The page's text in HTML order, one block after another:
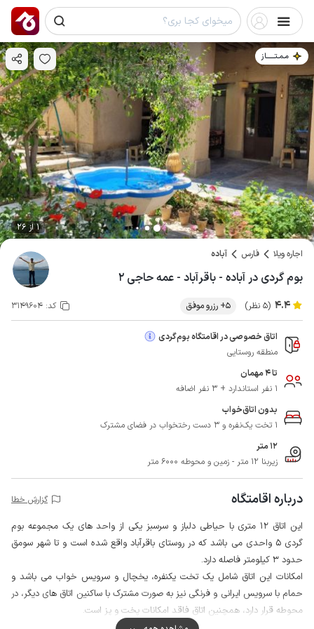
مـمـتــــــاز
1 از 26
اجاره ویلا فارس آباده
بوم گردی در آباده - باقرآباد - عمه حاجی ۲
4.4 (5 نظر) 5+ رزرو موفق کد: 3149604
اتاق خصوصی در اقامتگاه بوم‌گردی
منطقه روستایی
تا 4 مهمان
1 نفر استاندارد + 3 نفر اضافه
بدون اتاق‌خواب
1 تخت یک‌نفره و 3 دست رختخواب در فضای مشترک
12 متر
زیربنا 12 متر - زمین و محوطه 6000 متر
درباره اقامتگاه گزارش خطا
این اتاق 12 متری با حیاطی دلباز و سرسبز یکی از واحد های یک مجموعه بوم
گردی 5 واحدی می باشد که در روستای باقرآباد واقع شده است و تا شهر سومق
حدود 3 کیلومتر فاصله دارد.
امکانات این اتاق شامل یک تخت یکنفره، یخچال و سرویس خواب می باشد و
حمام با سرویس ایرانی و فرنگی نیز به صورت مشترک با ساکنین اتاق های دیگر، در
محوطه قرار دارد، همچنین اتاق فاقد امکانات پخت و پز است.